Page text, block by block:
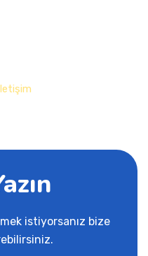
istiyorsanız bize